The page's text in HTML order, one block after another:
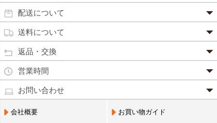
強心剤
目薬
水虫薬
痔の薬
口中薬
イチョウ葉
カルシウム
クロレラ
コラーゲン
ビフィズス
クレジットカード(1 回払いのみ)
SSL 認証で暗号化処理していますので、 安心して
ご利用いただけます。
代金引換
宅配員に現金でお支払いください。手数料100円。
3,240円(税込)以上で手数料無料です。※ご注文者
のご住所とお届け先のご住所が 異なる場合はご利
配送について
商品は日本郵便にて発送致します。
通常2～4営業日以内に発送致します。 メーカー取り寄せ商
品、土日祝日、年末年始、弊社の休業日をはさむ場合は、4
～5営業日以上かかる場合もございます。
(営業日カレンダー参照)
※現在、救急箱・乳製品宅配をご利用のお客様は、担当営業
員によるお届けとさせていただきます。
送料について
通常商品
北海道・沖縄800円
送料無料
返品・交換
・お届け商品の交換・返品をご希望の場合は、
週間以内にメールまたはお電話にてご連絡ください。
・お客様のご都合による交換・返品の場合、送料はお客様負
担となります。また返金の際にかかる振込手数料はお客様の
ご負担となります。
営業時間
・営業時間は、9：00～17：00
となっております。（※土日祝祭日を除く）
・お電話でのご連絡は営業時間内にお願い致します。
お問い合わせ
電話でのお問い合わせ(平日9:00～17:00)
0798-33-9985
会社概要 お買い物ガイド